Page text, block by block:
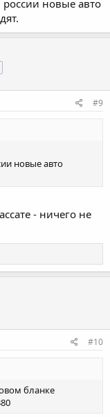
россии новые авто
#9
новые авто
- ничего не
#10
бланке